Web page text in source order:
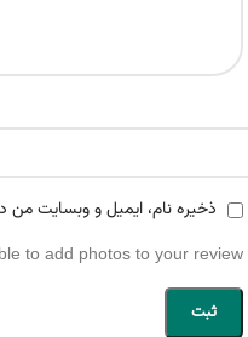
ذخیره نام، ایمیل و وبسایت من
to add photos to your review.